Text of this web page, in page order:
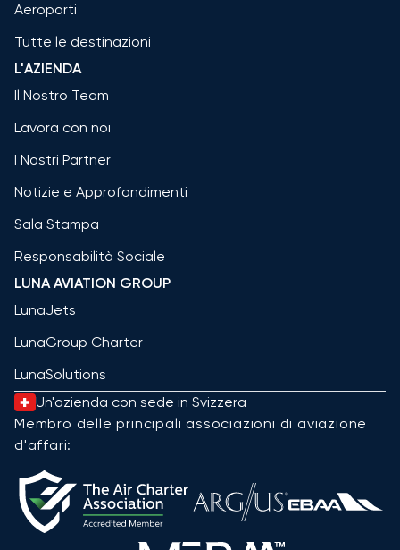
Aeroporti
Tutte le destinazioni
L'AZIENDA
Il Nostro Team
Lavora con noi
I Nostri Partner
Notizie e Approfondimenti
Sala Stampa
Responsabilità Sociale
LUNA AVIATION GROUP
LunaJets
LunaGroup Charter
LunaSolutions
Un'azienda con sede in Svizzera
Membro delle principali associazioni di aviazione
d'affari: